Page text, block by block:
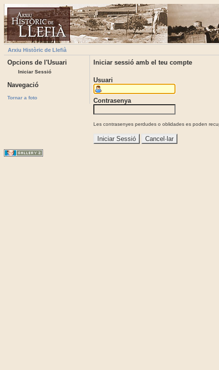
Arxiu Històric de Llefià
Opcions de l'Usuari
Iniciar Sessió
Navegació
Tornar a foto
Iniciar sessió amb el teu compte
Usuari
Contrasenya
Les contrasenyes perdudes o oblidades es poden